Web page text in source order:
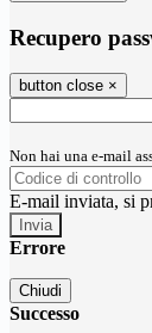
Recupero
button close ×
Non hai una e-mail
E-mail inviata, si
Errore
Chiudi
Successo